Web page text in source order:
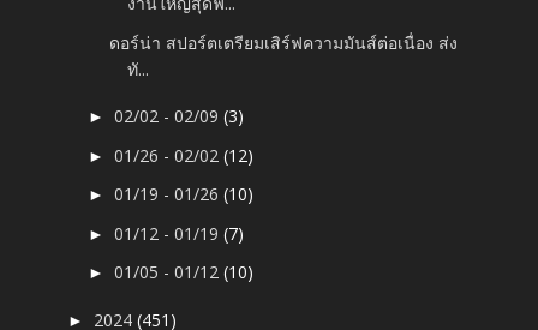
ดอร์น่า สปอร์ตเตรียมเสิร์ฟความมันส์ต่อเนื่อง ส่ง
ทั...
►02/02 - 02/09(3)
►01/26 - 02/02(12)
►01/19 - 01/26(10)
►01/12 - 01/19(7)
►01/05 - 01/12(10)
► 2024(451)